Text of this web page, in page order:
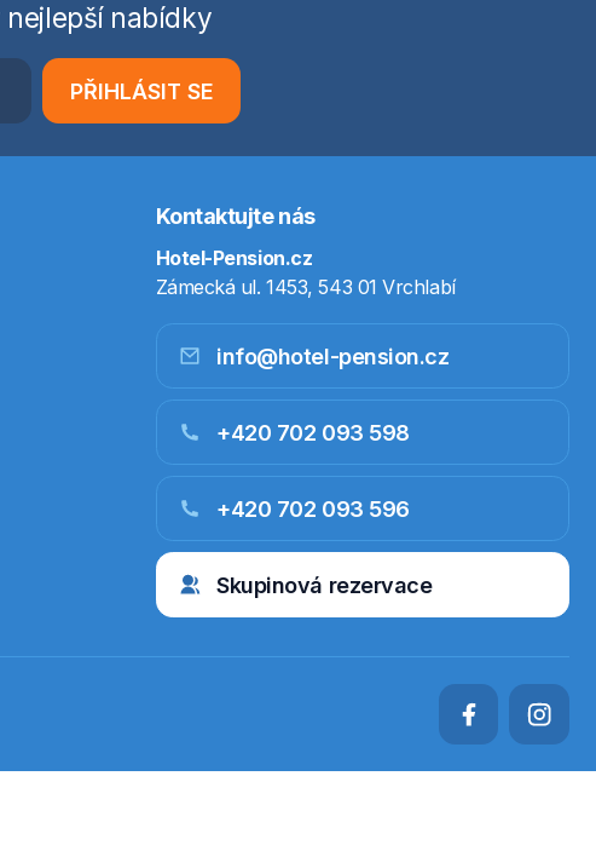
nejlepší nabídky
PŘIHLÁSIT SE
Kontaktujte nás
Hotel-Pension.cz
Zámecká ul. 1453, 543 01 Vrchlabí
info@hotel-pension.cz
+420 702 093 598
+420 702 093 596
Skupinová rezervace